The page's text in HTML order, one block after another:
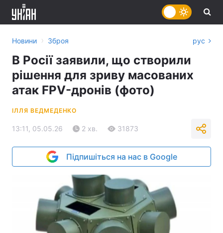
Новини › Зброя рус
В Росії заявили, що створили
рішення для зриву масованих
атак FPV-дронів (фото)
ІЛЛЯ ВЕДМЕДЕНКО
13:11, 05.05.26 2 хв. 31873
Підпишіться на нас в Google